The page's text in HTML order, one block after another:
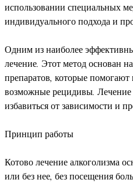
использовании специальных
индивидуального подхода и
Одним из наиболее
лечение. Этот метод основан
препаратов, которые помогают
возможные рецидивы. Лечение
избавиться от зависимости и
Принцип работы
Котово лечение алкоголизма
или без нее, без посещения